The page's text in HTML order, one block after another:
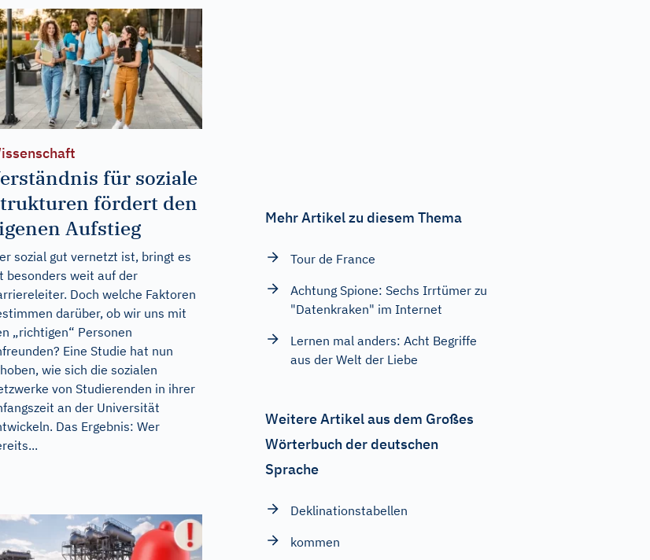
für soziale
fördert den
Aufstieg
sozial gut vernetzt ist, bringt es
besonders weit auf der
Doch welche Faktoren
darüber, ob wir uns mit
„richtigen“ Personen
Eine Studie hat nun
wie sich die sozialen
von Studierenden in ihrer
an der Universität
Das Ergebnis: Wer
Mehr Artikel zu diesem Thema
Tour de France
Achtung Spione: Sechs Irrtümer zu
"Datenkraken" im Internet
Lernen mal anders: Acht Begriffe
aus der Welt der Liebe
Weitere Artikel aus dem Großes
Wörterbuch der deutschen
Sprache
Deklinationstabellen
kommen